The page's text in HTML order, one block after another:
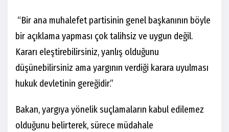
“Bir ana muhalefet partisinin genel başkanının böyle
bir açıklama yapması çok talihsiz ve uygun değil.
Kararı eleştirebilirsiniz, yanlış olduğunu
düşünebilirsiniz ama yargının verdiği karara uyulması
hukuk devletinin gereğidir.”
Bakan, yargıya yönelik suçlamaların kabul edilemez
olduğunu belirterek, sürece müdahale